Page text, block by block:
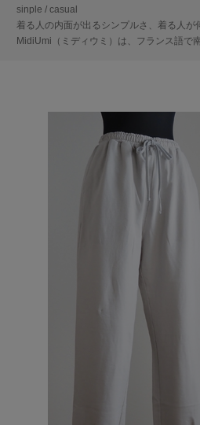
sinple / casual
着る人の内面が出るシンプルさ、着る人が
MidiUmi（ミディウミ）は、フランス語で